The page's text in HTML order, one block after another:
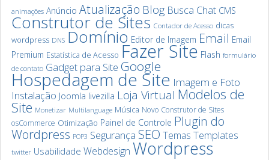
animações Anúncio Atualização Blog Busca Chat CMS
Construtor de Sites Contador de Acesso dicas
wordpress DNS Domínio Editor de Imagem Email Email
Premium Estatística de Acesso Fazer Site Flash formulário
de contato Gadget para Site Google
Hospedagem de Site Imagem e Foto
Instalação Joomla livezilla Loja Virtual Modelos de
Site Monetizar Multilanguage Música Novo Construtor de Sites
osCommerce Otimização Painel de Controle Plugin do
Wordpress POP3 Segurança SEO Temas Templates
twitter Usabilidade Webdesign Wordpress